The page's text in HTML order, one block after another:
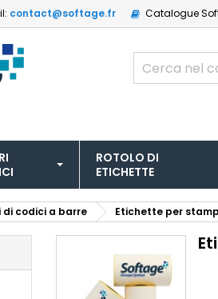
contact@softage.fr Catalogue
ROTOLO DI
ETICHETTE
codici a barre Etichette per